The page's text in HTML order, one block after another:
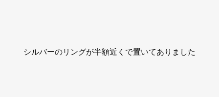
シルバーのリングが半額近くで置いてありました